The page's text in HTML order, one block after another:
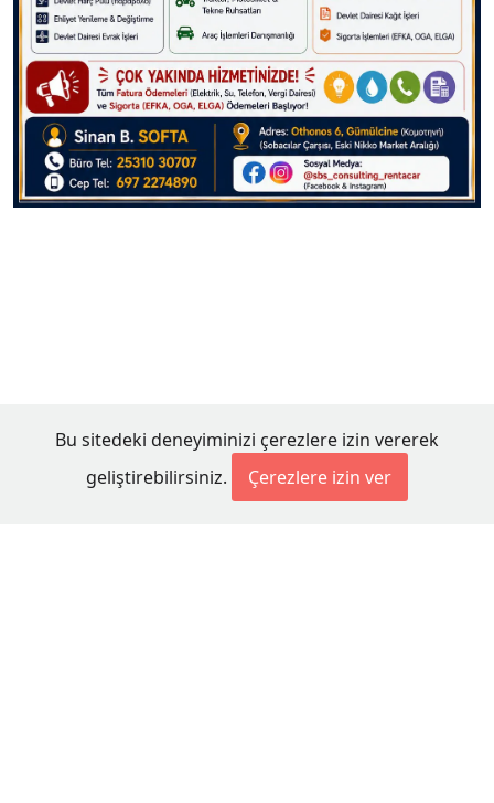
Bu sitedeki deneyiminizi çerezlere izin vererek
geliştirebilirsiniz.
Çerezlere izin ver